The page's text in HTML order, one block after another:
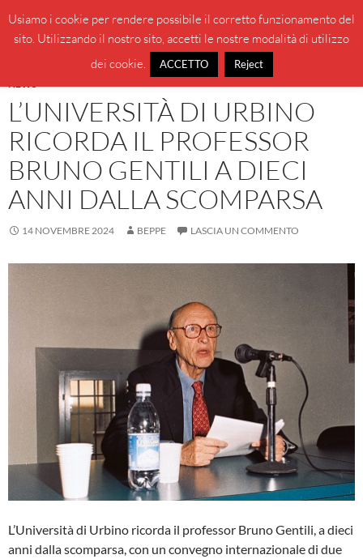
contenuto
BeppeBlog
MENU
NEWS
L’UNIVERSITÀ DI URBINO
RICORDA IL PROFESSOR
BRUNO GENTILI A DIECI
ANNI DALLA SCOMPARSA
14 NOVEMBRE 2024 BEPPE LASCIA UN COMMENTO
L’Università di Urbino ricorda il professor Bruno Gentili, a dieci
anni dalla scomparsa, con un convegno internazionale di due
Usiamo i cookie per rendere possibile il corretto funzionamento del
sito. Utilizzando il nostro sito, accetti le nostre modalità di utilizzo
dei cookie.
ACCETTO Reject